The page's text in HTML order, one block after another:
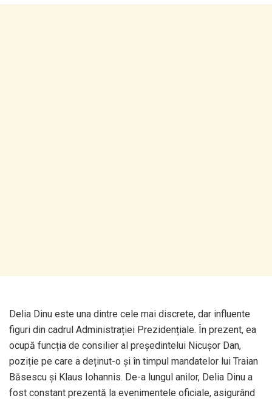
Delia Dinu este una dintre cele mai discrete, dar influente
figuri din cadrul Administrației Prezidențiale. În prezent, ea
ocupă funcția de consilier al președintelui Nicușor Dan,
poziție pe care a deținut-o și în timpul mandatelor lui Traian
Băsescu și Klaus Iohannis. De-a lungul anilor, Delia Dinu a
fost constant prezentă la evenimentele oficiale, asigurând